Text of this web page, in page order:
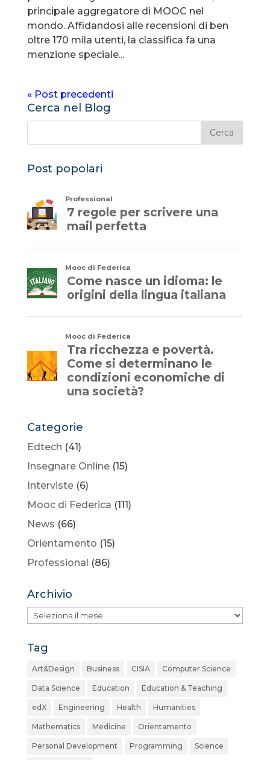
principale aggregatore di MOOC nel
mondo. Affidandosi alle recensioni di ben
oltre 170 mila utenti, la classifica fa una
menzione speciale...
« Post precedenti
Cerca nel Blog
Post popolari
Categorie
Edtech (41)
Insegnare Online(15)
Interviste(6)
Mooc di Federica (111)
News (66)
Orientamento (15)
Professional (86)
Archivio
Archivio
Tag
Art&Design Business CISIA Computer Science
Data Science Education Education & Teaching
edX Engineering Health Humanities
Mathematics Medicine Orientamento
Personal Development Programming Science